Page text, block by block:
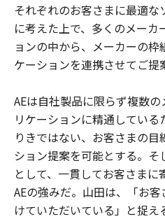
それぞれのお客さまに最適
に考えた上で、多くのメー
ョンの中から、メーカーの
ケーションを連携させてご提
AEは自社製品に限らず複数
リケーションに精通してい
りきではない、お客さまの
ション提案を可能とする。
として、一貫してお客さま
AEの強みだ。山田は、「お
けていただいている」と捉え